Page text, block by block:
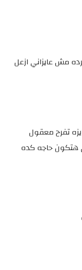
مش عايزاني ازعل
تفرح معقول
هتكون حاجه كده